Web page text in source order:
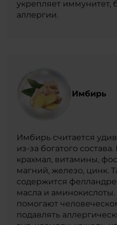
укрепляет иммунитет,
аллергии.
Имбирь
Имбирь считается
из-за богатого
крахмал, витамины,
магний, железо, цинк.
содержится
масла и
помогают
подавлять